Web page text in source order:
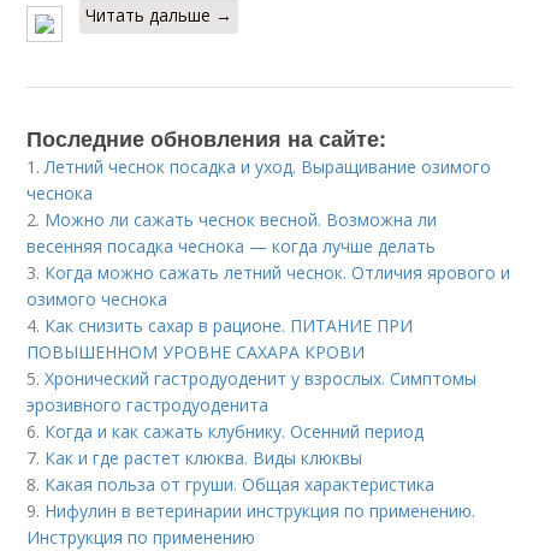
Читать дальше →
Последние обновления на сайте:
1.Летний чеснок посадка и уход. Выращивание озимого
чеснока
2. Можно ли сажать чеснок весной. Возможна ли
весенняя посадка чеснока — когда лучше делать
3. Когда можно сажать летний чеснок. Отличия ярового и
озимого чеснока
4. Как снизить сахар в рационе. ПИТАНИЕ ПРИ
ПОВЫШЕННОМ УРОВНЕ САХАРА КРОВИ
5.Хронический гастродуоденит у взрослых. Симптомы
эрозивного гастродуоденита
6. Когда и как сажать клубнику. Осенний период
7. Как и где растет клюква. Виды клюквы
8. Какая польза от груши. Общая характеристика
9. Нифулин в ветеринарии инструкция по применению.
Инструкция по применению